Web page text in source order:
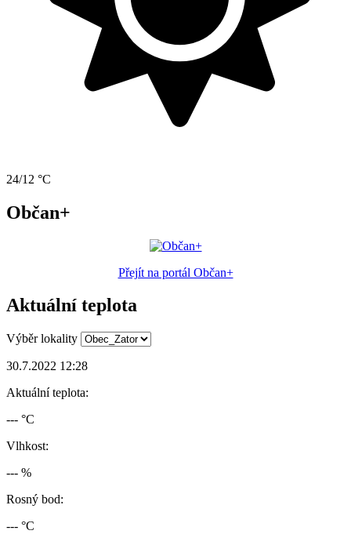
24/12 °C
Občan+
Přejít na portál Občan+
Aktuální teplota
Výběr lokality
30.7.2022 12:28
Aktuální teplota:
--- °C
Vlhkost:
--- %
Rosný bod:
--- °C